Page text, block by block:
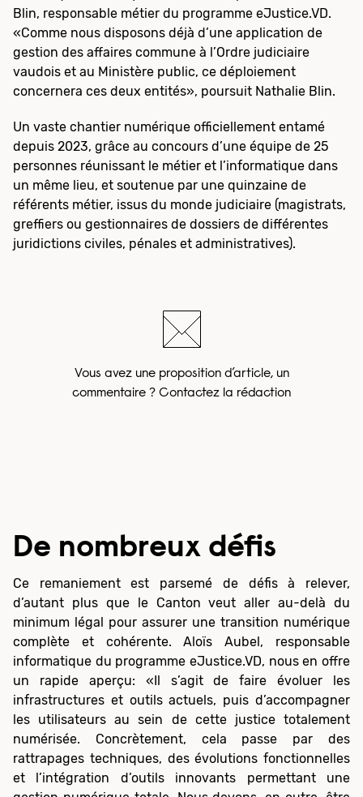
Vous avez une proposition d’article, un
commentaire ? Contactez la rédaction
Blin, responsable métier du programme eJustice.VD.
«Comme nous disposons déjà d’une application de
gestion des affaires commune à l’Ordre judiciaire
vaudois et au Ministère public, ce déploiement
concernera ces deux entités», poursuit Nathalie Blin.
Un vaste chantier numérique officiellement entamé
depuis 2023, grâce au concours d’une équipe de 25
personnes réunissant le métier et l’informatique dans
un même lieu, et soutenue par une quinzaine de
référents métier, issus du monde judiciaire (magistrats,
greffiers ou gestionnaires de dossiers de différentes
juridictions civiles, pénales et administratives).
De nombreux défis
Ce remaniement est parsemé de défis à relever,
d’autant plus que le Canton veut aller au-delà du
minimum légal pour assurer une transition numérique
complète et cohérente. Aloïs Aubel, responsable
informatique du programme eJustice.VD, nous en offre
un rapide aperçu: «Il s’agit de faire évoluer les
infrastructures et outils actuels, puis d’accompagner
les utilisateurs au sein de cette justice totalement
numérisée. Concrètement, cela passe par des
rattrapages techniques, des évolutions fonctionnelles
et l’intégration d’outils innovants permettant une